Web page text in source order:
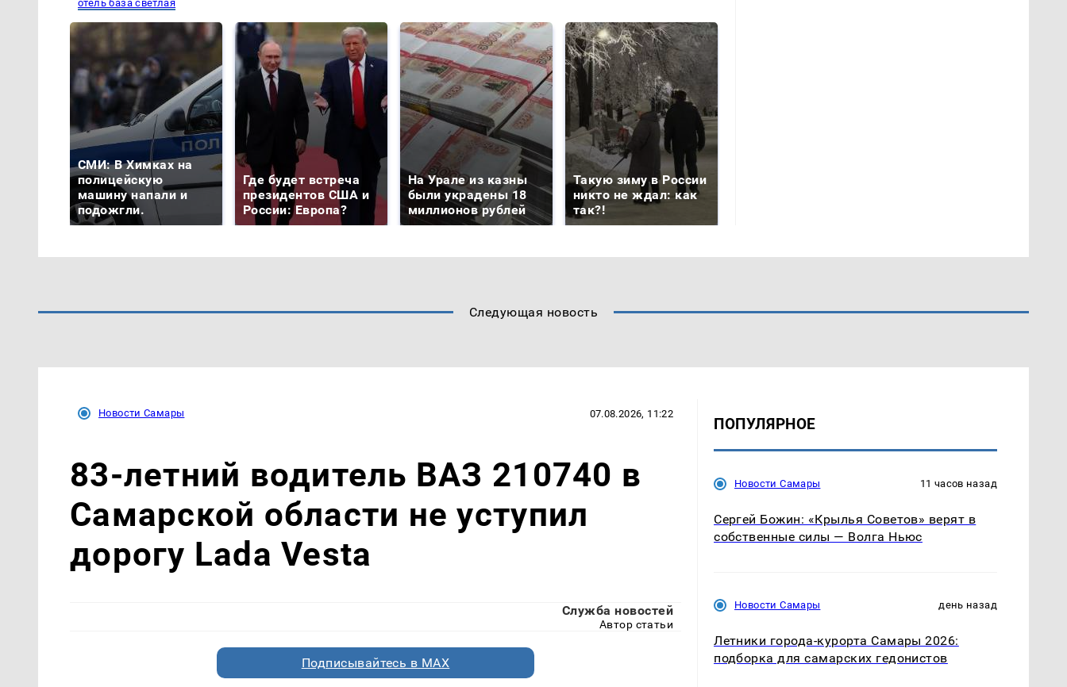
отель база светлая
СМИ: В Химках на
полицейскую
машину напали и
подожгли.
Где будет встреча
президентов США и
России: Европа?
На Урале из казны
были украдены 18
миллионов рублей
Такую зиму в России
никто не ждал: как
так?!
Следующая новость
Новости Самары 07.08.2026, 11:22
83-летний водитель ВАЗ 210740 в
Самарской области не уступил
дорогу Lada Vesta
Служба новостей
Автор статьи
Подписывайтесь в MAX
ПОПУЛЯРНОЕ
Новости Самары 11 часов назад
Сергей Божин: «Крылья Советов» верят в
собственные силы — Волга Ньюс
Новости Самары день назад
Летники города-курорта Самары 2026:
подборка для самарских гедонистов